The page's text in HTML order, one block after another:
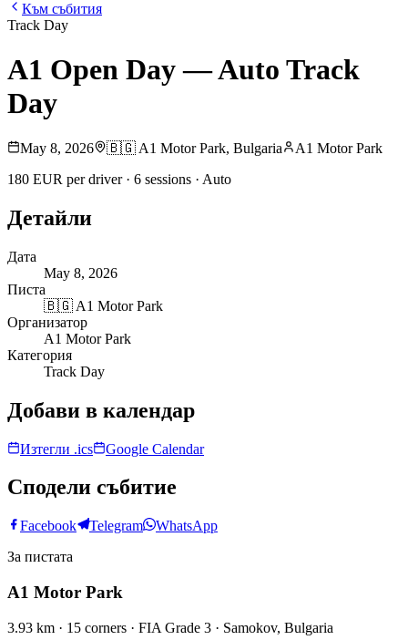
Към събития
Track Day
A1 Open Day — Auto Track
Day
May 8, 2026 🇧🇬 A1 Motor Park, Bulgaria
A1 Motor Park
180 EUR per driver · 6 sessions · Auto
Детайли
Дата
May 8, 2026
Писта
🇧🇬 A1 Motor Park
Организатор
A1 Motor Park
Категория
Track Day
Добави в календар
Изтегли .ics Google Calendar
Сподели събитие
Facebook Telegram
WhatsApp
За пистата
A1 Motor Park
3.93 km · 15 corners · FIA Grade 3 · Samokov, Bulgaria